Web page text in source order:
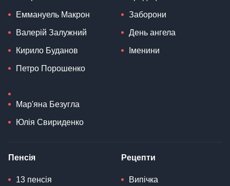
Еммануель Макрон
Валерій Залужний
Кирило Буданов
Петро Порошенко
Мар'яна Безугла
Юлія Свириденко
Заборони
День ангела
Іменини
Пенсія
13 пенсія
Рецепти
Випічка